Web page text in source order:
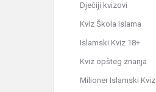
Dječiji kvizovi
Kviz Škola Islama
Islamski Kviz 18+
Kviz opšteg znanja
Milioner Islamski Kviz